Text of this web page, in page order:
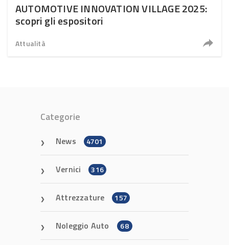
AUTOMOTIVE INNOVATION VILLAGE 2025:
scopri gli espositori
Attualità
Categorie
News 4701
Vernici 316
Attrezzature 157
Noleggio Auto 68